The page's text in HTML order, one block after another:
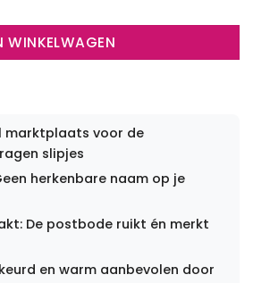
WINKELWAGEN
marktplaats voor de
slipjes
herkenbare naam op je
De postbode ruikt én merkt
en warm aanbevolen door